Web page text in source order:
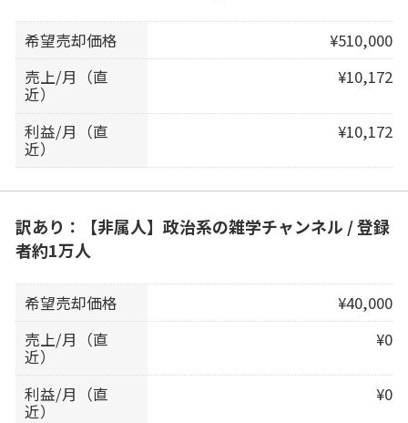
希望売却価格
¥510,000
売上/月（直
近）
¥10,172
利益/月（直
近）
¥10,172
訳あり：【非属人】政治系の雑学チャンネル / 登録
者約1万人
希望売却価格
¥40,000
売上/月（直
近）
¥0
利益/月（直
近）
¥0